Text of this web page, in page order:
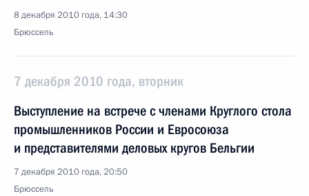
8 декабря 2010 года, 14:30
Брюссель
7 декабря 2010 года, вторник
Выступление на встрече с членами Круглого стола
промышленников России и Евросоюза
и представителями деловых кругов Бельгии
7 декабря 2010 года, 20:50
Брюссель